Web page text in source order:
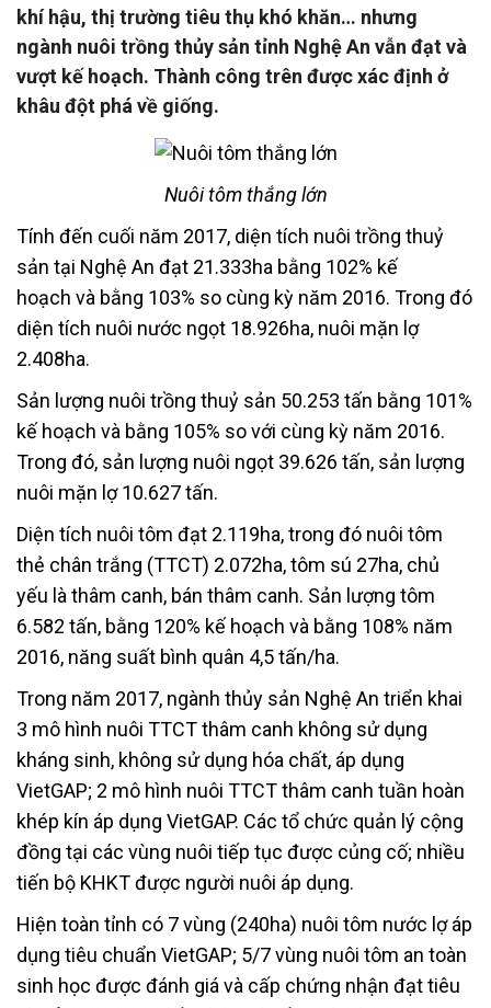
khí hậu, thị trường tiêu thụ khó khăn… nhưng
ngành nuôi trồng thủy sản tỉnh Nghệ An vẫn đạt và
vượt kế hoạch. Thành công trên được xác định ở
khâu đột phá về giống.
Nuôi tôm thắng lớn
Tính đến cuối năm 2017, diện tích nuôi trồng thuỷ
sản tại Nghệ An đạt 21.333ha bằng 102% kế
hoạch và bằng 103% so cùng kỳ năm 2016. Trong đó
diện tích nuôi nước ngọt 18.926ha, nuôi mặn lợ
2.408ha.
Sản lượng nuôi trồng thuỷ sản 50.253 tấn bằng 101%
kế hoạch và bằng 105% so với cùng kỳ năm 2016.
Trong đó, sản lượng nuôi ngọt 39.626 tấn, sản lượng
nuôi mặn lợ 10.627 tấn.
Diện tích nuôi tôm đạt 2.119ha, trong đó nuôi tôm
thẻ chân trắng (TTCT) 2.072ha, tôm sú 27ha, chủ
yếu là thâm canh, bán thâm canh. Sản lượng tôm
6.582 tấn, bằng 120% kế hoạch và bằng 108% năm
2016, năng suất bình quân 4,5 tấn/ha.
Trong năm 2017, ngành thủy sản Nghệ An triển khai
3 mô hình nuôi TTCT thâm canh không sử dụng
kháng sinh, không sử dụng hóa chất, áp dụng
VietGAP; 2 mô hình nuôi TTCT thâm canh tuần hoàn
khép kín áp dụng VietGAP. Các tổ chức quản lý cộng
đồng tại các vùng nuôi tiếp tục được củng cố; nhiều
tiến bộ KHKT được người nuôi áp dụng.
Hiện toàn tỉnh có 7 vùng (240ha) nuôi tôm nước lợ áp
dụng tiêu chuẩn VietGAP; 5/7 vùng nuôi tôm an toàn
sinh học được đánh giá và cấp chứng nhận đạt tiêu